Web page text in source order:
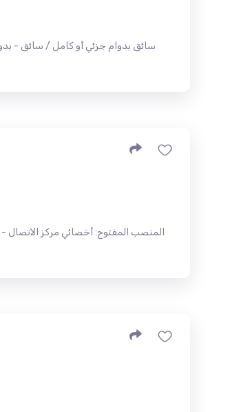
سائق بدوام جزئي أو كامل / سائق -
المنصب المفتوح: أخصائي مركز